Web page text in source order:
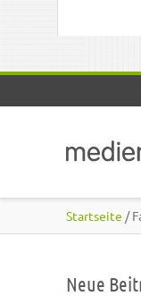
Startseite /
Neue